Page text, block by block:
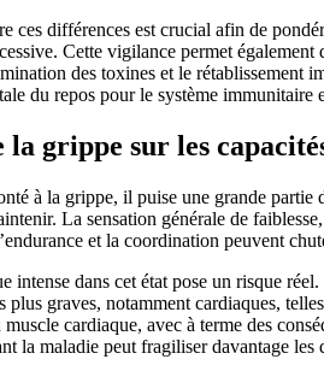
ces différences est crucial afin de
Cette vigilance permet
des toxines et le rétablissement
du repos pour le système immunitaire
grippe sur les
à la grippe, il puise une grande
La sensation générale de
et la coordination peuvent
intense dans cet état pose un risque
plus graves, notamment cardiaques,
cardiaque, avec à terme des
la maladie peut fragiliser davantage les